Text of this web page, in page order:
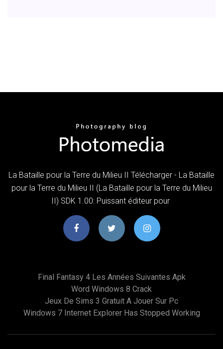
La Bataille pour la Terre du Milieu II Télécharger - La Bataille
pour la Terre du Milieu II (La Bataille pour la Terre du Milieu
II) SDK 1.00: Puissant éditeur pour
Final Fantasy 4 Les Années Suivantes Apk
Word Windows 8 Crack
Jeux De Sims 3 Gratuit A Jouer Sur Pc
Windows 7 Internet Explorer Has Stopped Working